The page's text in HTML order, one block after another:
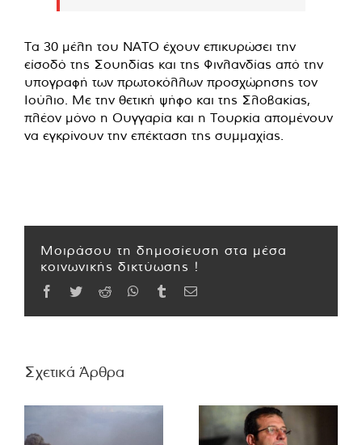
Τα 30 μέλη του ΝΑΤΟ έχουν επικυρώσει την
είσοδό της Σουηδίας και της Φινλανδίας από την
υπογραφή των πρωτοκόλλων προσχώρησης τον
Ιούλιο. Με την θετική ψήφο και της Σλοβακίας,
πλέον μόνο η Ουγγαρία και η Τουρκία απομένουν
να εγκρίνουν την επέκταση της συμμαχίας.
Μοιράσου τη δημοσίευση στα μέσα
κοινωνικής δικτύωσης !
Facebook
TwitterReddit WhatsApp
TumblrEmail
Σχετικά Άρθρα